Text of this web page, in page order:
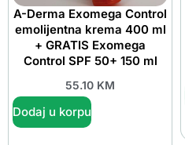
A-Derma Exomega Control
emolijentna krema 400 ml
+ GRATIS Exomega
Control SPF 50+ 150 ml
55.10 KM
Dodaj u korpu